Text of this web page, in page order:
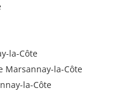
la-Côte
Marsannay-la-Côte
la-Côte